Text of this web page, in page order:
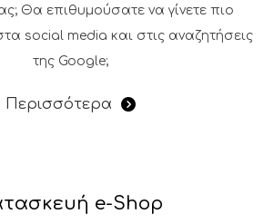
Θα επιθυμούσατε να γίνετε πιο
social media και στις αναζητήσεις
της Google;
Περισσότερα
e-Shop